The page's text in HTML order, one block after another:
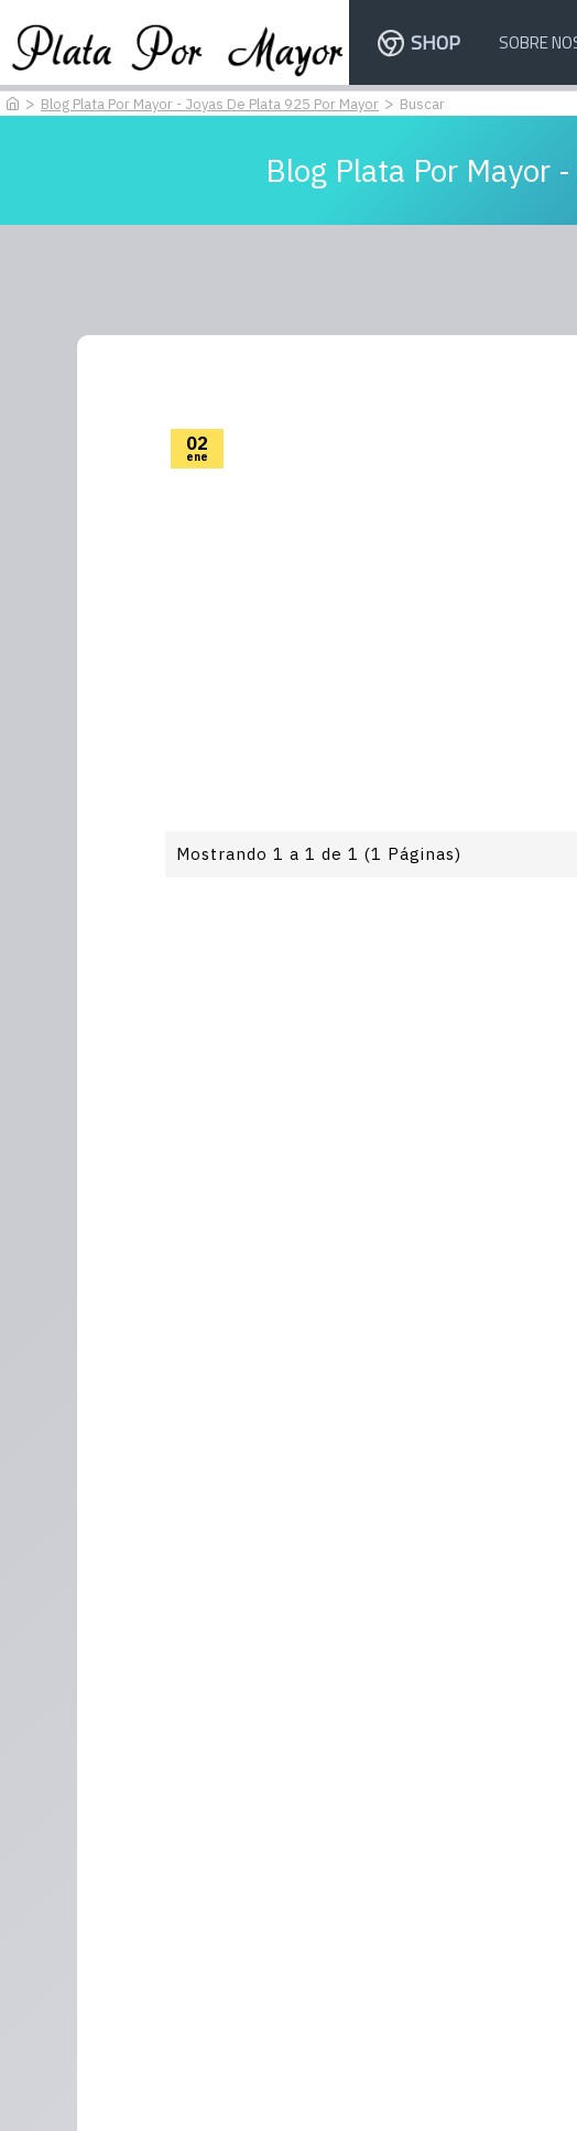
SHOP SOBRE
Blog Plata Por Mayor - Joyas De Plata 925 Por Mayor Buscar
Blog Plata Por Mayor
02
ene
Mostrando 1 a 1 de 1 (1 Páginas)